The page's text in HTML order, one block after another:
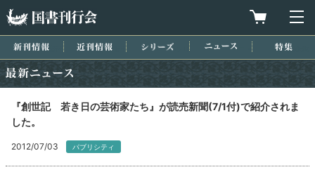
買物カゴを
新刊情報 近刊情報 シリーズ ニュース
『創世記 若き日の芸術家たち』が読売新聞(7/1付)で紹介されま
した。
2012/07/03 パブリシティ